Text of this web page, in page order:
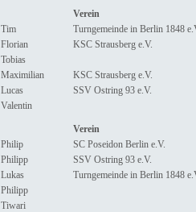
Verein
Tim Turngemeinde in Berlin 1848
Florian KSC Strausberg e.V.
Tobias
Maximilian KSC Strausberg e.V.
Lucas SSV Ostring 93 e.V.
Valentin
Verein
Philip SC Poseidon Berlin e.V.
Philipp SSV Ostring 93 e.V.
Lukas Turngemeinde in Berlin 1848
Philipp
Tiwari